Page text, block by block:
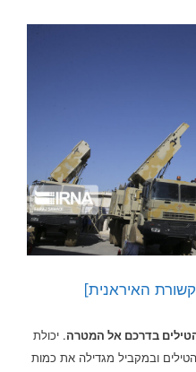
האיראנית]
בדרכם אל המטרה. יכולת
ובמקביל מגדילה את כמות